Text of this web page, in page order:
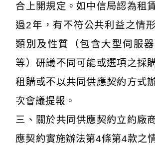
合上開規定。如中信局認為租
過2年，有不符公共利益之情
類別及性質（包含大型伺服
等）研議不同可能或選項之採
租購或不以共同供應契約方式
次會議提報。
三、關於共同供應契約立約廠
應契約實施辦法第4條第4款之